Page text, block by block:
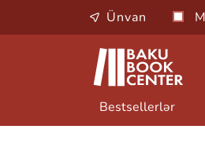
Ünvan
Bestsellerlər